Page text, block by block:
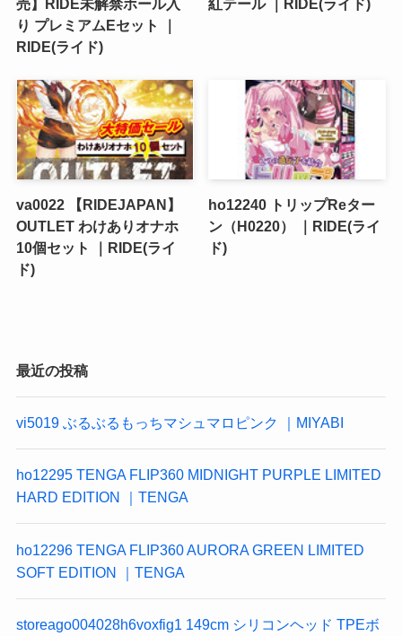
売】RIDE未解禁ホール入
り プレミアムEセット ｜
RIDE(ライド)
紅テール ｜RIDE(ライド)
va0022 【RIDEJAPAN】
OUTLET わけありオナホ
10個セット ｜RIDE(ライ
ド)
ho12240 トリップReター
ン（H0220） ｜RIDE(ライ
ド)
最近の投稿
vi5019 ぶるぶるもっちマシュマロピンク ｜MIYABI
ho12295 TENGA FLIP360 MIDNIGHT PURPLE LIMITED
HARD EDITION ｜TENGA
ho12296 TENGA FLIP360 AURORA GREEN LIMITED
SOFT EDITION ｜TENGA
storeago004028h6voxfig1 149cm シリコンヘッド TPEボ